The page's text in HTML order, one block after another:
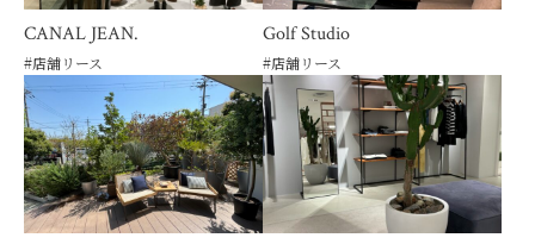
CANAL JEAN.
#店舗リース
Golf Studio
#店舗リース